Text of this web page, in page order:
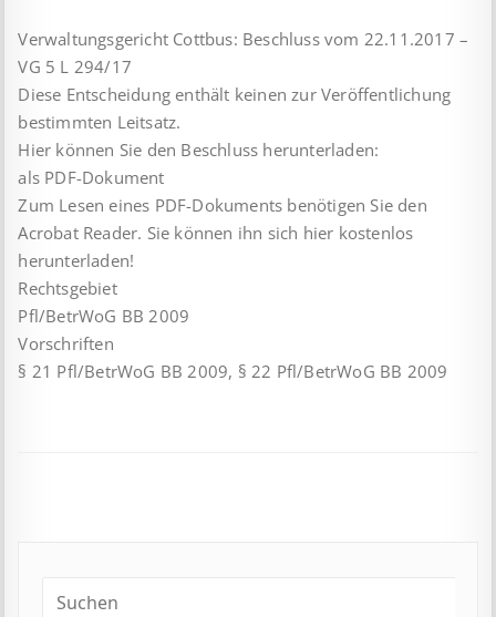
Verwaltungsgericht Cottbus: Beschluss vom 22.11.2017 –
VG 5 L 294/17
Diese Entscheidung enthält keinen zur Veröffentlichung
bestimmten Leitsatz.
Hier können Sie den Beschluss herunterladen:
als PDF-Dokument
Zum Lesen eines PDF-Dokuments benötigen Sie den
Acrobat Reader. Sie können ihn sich hier kostenlos
herunterladen!
Rechtsgebiet
Pfl/BetrWoG BB 2009
Vorschriften
§ 21 Pfl/BetrWoG BB 2009, § 22 Pfl/BetrWoG BB 2009